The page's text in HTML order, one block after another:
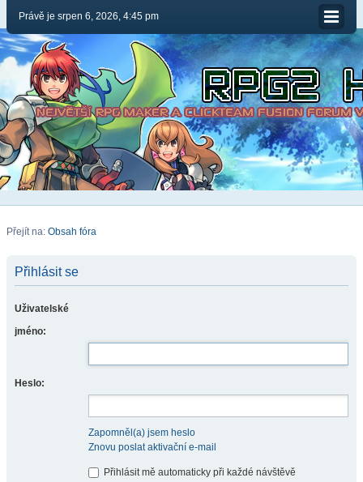
Právě je srpen 6, 2026, 4:45 pm
Přejít na: Obsah fóra
Přihlásit se
Uživatelské
jméno:
Heslo:
Zapomněl(a) jsem heslo
Znovu poslat aktivační e-mail
Přihlásit mě automaticky při každé návštěvě